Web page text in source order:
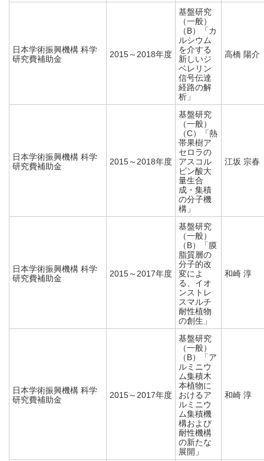
日本学術振興機構 科学
研究費補助金
2015～2018年度
基盤研究
（一般）
（B）「カ
ルシウム
を介する
新しいジ
ベレリン
信号伝達
経路の解
析」
高橋 陽介
日本学術振興機構 科学
研究費補助金
2015～2018年度
基盤研究
（一般）
（C）「熱
帯果樹ア
セロラの
アスコル
ビン酸大
量生合
成・集積
の分子機
構」
江坂 宗春
日本学術振興機構 科学
研究費補助金
2015～2017年度
基盤研究
（一般）
（B）「膜
脂質層の
分子的改
変によ
る、イオ
ンストレ
スマルチ
耐性植物
の創生」
和崎 淳
日本学術振興機構 科学
研究費補助金
2015～2017年度
基盤研究
（一般）
（B）「ア
ルミニウ
ム集積木
本植物に
おけるア
ルミニウ
ム集積機
構および
耐性機構
の新たな
展開」
和崎 淳